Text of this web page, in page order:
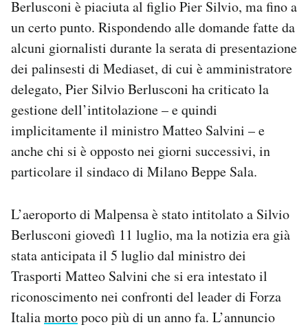
AREA PERSONALE
Notifiche mobile
Regala il Post
Hai bisogno di aiuto?
Esci
Berlusconi è piaciuta al figlio Pier Silvio, ma fino a
un certo punto. Rispondendo alle domande fatte da
alcuni giornalisti durante la serata di presentazione
dei palinsesti di Mediaset, di cui è amministratore
delegato, Pier Silvio Berlusconi ha criticato la
gestione dell’intitolazione – e quindi
implicitamente il ministro Matteo Salvini – e
anche chi si è opposto nei giorni successivi, in
particolare il sindaco di Milano Beppe Sala.
L’aeroporto di Malpensa è stato intitolato a Silvio
Berlusconi giovedì 11 luglio, ma la notizia era già
stata anticipata il 5 luglio dal ministro dei
Trasporti Matteo Salvini che si era intestato il
riconoscimento nei confronti del leader di Forza
Italiamortopoco più di un anno fa. L’annuncio